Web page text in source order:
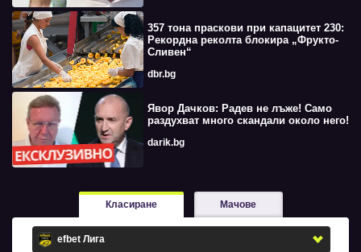
357 тона праскови при капацитет 230:
Рекордна реколта блокира „Фрукто-
Сливен“
dbr.bg
Явор Дачков: Радев не лъже! Само
раздухват много скандали около него!
darik.bg
Класиране Мачове